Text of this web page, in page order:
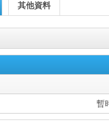
其他資料
暫